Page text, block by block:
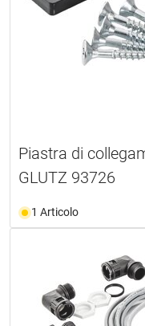
Piastra di
GLUTZ 93726
1 Articolo